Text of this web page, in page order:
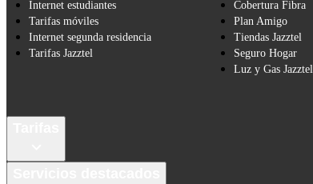
Internet estudiantes
Tarifas móviles
Internet segunda residencia
Tarifas Jazztel
Cobertura Fibra
Plan Amigo
Tiendas Jazztel
Seguro Hogar
Luz y Gas Jazztel